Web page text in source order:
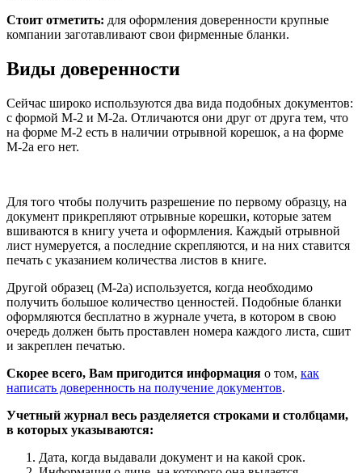
Стоит отметить: для оформления доверенности крупные
компании заготавливают свои фирменные бланки.
Виды доверенности
Сейчас широко используются два вида подобных документов:
с формой М-2 и М-2а. Отличаются они друг от друга тем, что
на форме М-2 есть в наличии отрывной корешок, а на форме
М-2а его нет.
Для того чтобы получить разрешение по первому образцу, на
документ прикрепляют отрывные корешки, которые затем
вшиваются в книгу учета и оформления. Каждый отрывной
лист нумеруется, а последние скрепляются, и на них ставится
печать с указанием количества листов в книге.
Другой образец (М-2а) используется, когда необходимо
получить большое количество ценностей. Подобные бланки
оформляются бесплатно в журнале учета, в котором в свою
очередь должен быть проставлен номера каждого листа, сшит
и закреплен печатью.
Скорее всего, Вам пригодится информация о том, как
написать доверенность на получение документов.
Учетный журнал весь разделяется строками и столбцами,
в которых указываются:
Дата, когда выдавали документ и на какой срок.